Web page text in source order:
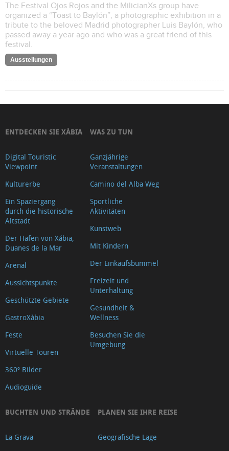
The Festival Ojos Rojos and the MilicianXs group have
organized a “Toast to Baylón”, a photographic exhibition in a
tribute to the beloved Madrid photographer Luis Baylón, who
passed away a year ago and who was a great friend of this
festival.
Ausstellungen
ENTDECKEN SIE XÀBIA
Digital Touristic
Viewpoint
Kulturerbe
Ein Spaziergang
durch die historische
Altstadt
Der Hafen von Xábia,
Duanes de la Mar
Arenal
Aussichtspunkte
Geschützte Gebiete
GastroXàbia
Feste
Virtuelle Touren
360º Bilder
Audioguide
WAS ZU TUN
Ganzjährige
Veranstaltungen
Camino del Alba Weg
Sportliche
Aktivitäten
Kunstweb
Mit Kindern
Der Einkaufsbummel
Freizeit und
Unterhaltung
Gesundheit &
Wellness
Besuchen Sie die
Umgebung
BUCHTEN UND STRÄNDE
La Grava
PLANEN SIE IHRE REISE
Geografische Lage